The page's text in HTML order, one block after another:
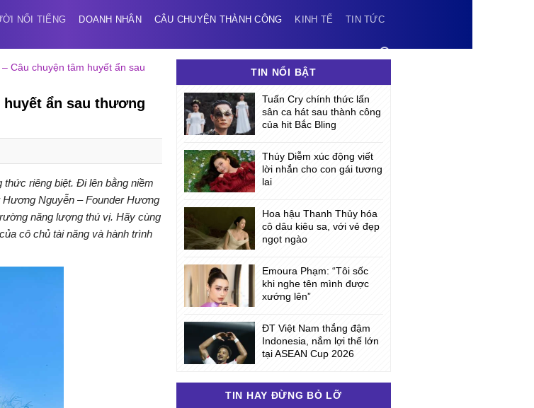
NỔI TIẾNG DOANH NHÂN CÂU CHUYỆN THÀNH CÔNG KINH TẾ TIN TỨC
Câu chuyện tâm huyết ẩn sau
huyết ẩn sau thương
riêng biệt. Đi lên bằng niềm
Nguyễn – Founder Hương
năng lượng thú vị. Hãy cùng
cô chủ tài năng và hành trình
TIN NỔI BẬT
Tuấn Cry chính thức lấn
sân ca hát sau thành công
của hit Bắc Bling
Thúy Diễm xúc động viết
lời nhắn cho con gái tương
lai
Hoa hậu Thanh Thủy hóa
cô dâu kiêu sa, với vẻ đẹp
ngọt ngào
Emoura Phạm: “Tôi sốc
khi nghe tên mình được
xướng lên”
ĐT Việt Nam thắng đậm
Indonesia, nắm lợi thế lớn
tại ASEAN Cup 2026
TIN HAY ĐỪNG BỎ LỠ